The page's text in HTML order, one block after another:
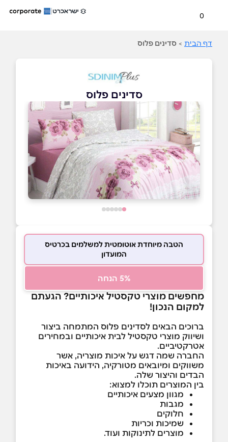
0
דף הבית > סדינים פלוס
סדינים פלוס
הטבה מיוחדת אוטומטית למשלמים בכרטיס
המועדון
5% הנחה
מחפשים מוצרי טקסטיל איכותיים? הגעתם
למקום הנכון!
ברוכים הבאים לסדינים פלוס המתמחה ביצור
ושיווק מוצרי טקסטיל לבית איכותיים ובמחירים
אטרקטיביים.
החברה שמה דגש על איכות מוצריה, אשר
משווקים ומיובאים מטורקיה, הידועה באיכות
הבדים והיצור שלה.
בין המוצרים תוכלו למצוא:
מגוון מצעים איכותיים
מגבות
חלוקים
שמיכות וכריות
מוצרים לתינוקות ועוד.